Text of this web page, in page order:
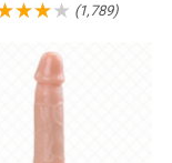
(1,789)